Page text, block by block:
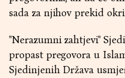
sada za njihov prekid
"Nerazumni zahtjevi"
propast pregovora u
Sjedinjenih Država